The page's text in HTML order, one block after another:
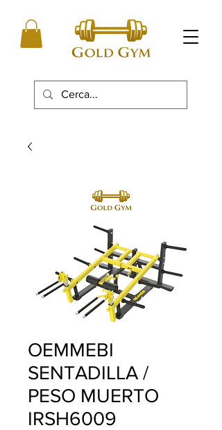
OEMMEBI
SENTADILLA /
PESO MUERTO
IRSH6009